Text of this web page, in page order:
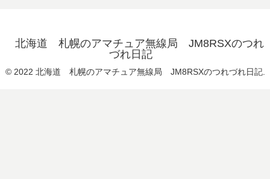
北海道 札幌のアマチュア無線局 JM8RSXのつれ
づれ日記
© 2022 北海道 札幌のアマチュア無線局 JM8RSXのつれづれ日記.